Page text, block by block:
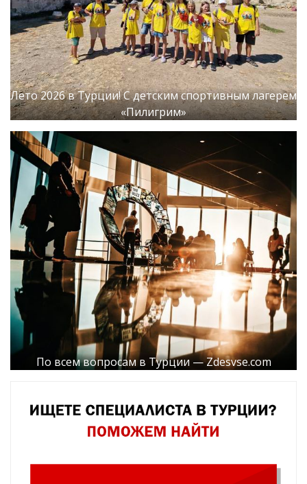
Лето 2026 в Турции! С детским спортивным лагерем
«Пилигрим»
По всем вопросам в Турции — Zdesvse.com